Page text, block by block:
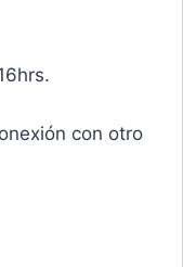
con otro